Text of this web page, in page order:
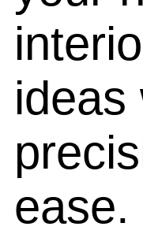
ideas
ease.